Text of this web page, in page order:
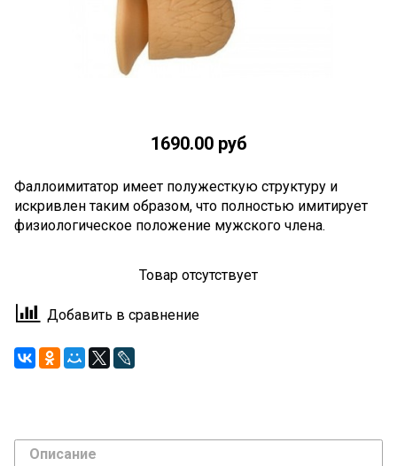
1690.00 руб
Фаллоимитатор имеет полужесткую структуру и
искривлен таким образом, что полностью имитирует
физиологическое положение мужского члена.
Товар отсутствует
Добавить в сравнение
Описание